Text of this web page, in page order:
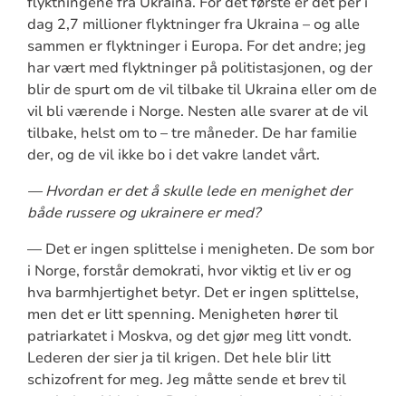
dag 2,7 millioner flyktninger fra Ukraina – og alle
sammen er flyktninger i Europa. For det andre; jeg
har vært med flyktninger på politistasjonen, og der
blir de spurt om de vil tilbake til Ukraina eller om de
vil bli værende i Norge. Nesten alle svarer at de vil
tilbake, helst om to – tre måneder. De har familie
der, og de vil ikke bo i det vakre landet vårt.
— Hvordan er det å skulle lede en menighet der
både russere og ukrainere er med?
— Det er ingen splittelse i menigheten. De som bor
i Norge, forstår demokrati, hvor viktig et liv er og
hva barmhjertighet betyr. Det er ingen splittelse,
men det er litt spenning. Menigheten hører til
patriarkatet i Moskva, og det gjør meg litt vondt.
Lederen der sier ja til krigen. Det hele blir litt
schizofrent for meg. Jeg måtte sende et brev til